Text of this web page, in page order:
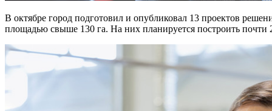
В октябре город подготовил и опубликовал 13 проектов решений о комплексном развитии территорий (КРТ) общей
площадью свыше 130 га. На них планируется построить